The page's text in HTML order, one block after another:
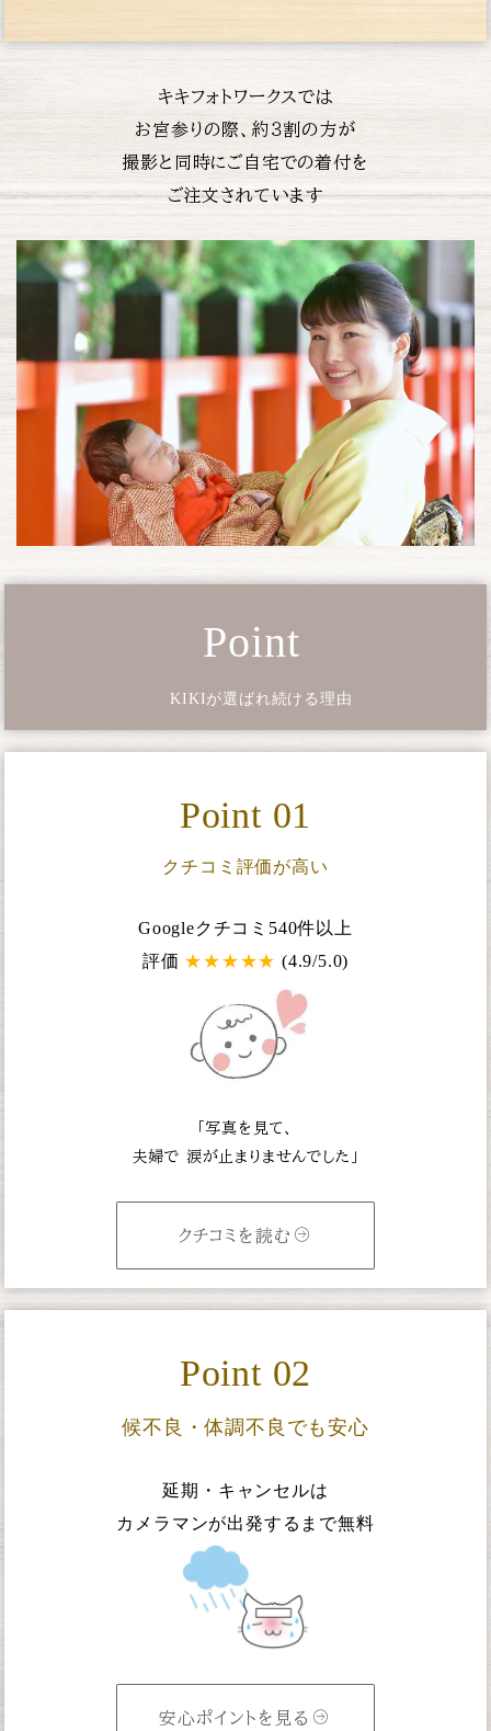
キキフォトワークスでは
お宮参りの際、約３割の方が
撮影と同時にご自宅での着付を
ご注文されています
Point
KIKIが選ばれ続ける理由
Point 01
クチコミ評価が高い
Googleクチコミ540件以上
評価 ★★★★★(4.9/5.0)
「写真を見て、
夫婦で 涙が止まりませんでした」
クチコミを読む
Point 02
候不良・体調不良でも安心
延期・キャンセルは
カメラマンが出発するまで無料
安心ポイントを見る